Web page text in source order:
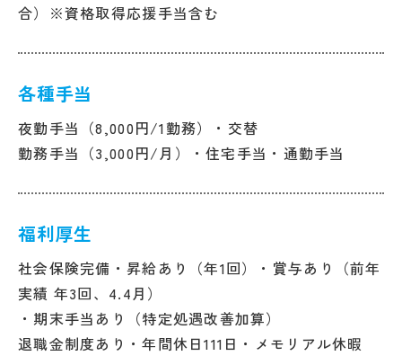
合）※資格取得応援手当含む
各種手当
夜勤手当（8,000円/1勤務）・交替
勤務手当（3,000円/月）・住宅手当・通勤手当
福利厚生
社会保険完備・昇給あり（年1回）・賞与あり（前年
実績 年3回、4.4月）
・期末手当あり（特定処遇改善加算）
退職金制度あり・年間休日111日・メモリアル休暇